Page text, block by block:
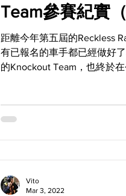
Team參賽紀實（
距離今年第五屆的Reckless
有已報名的車手都已經做好
的Knockout Team，也終於
Vito
Mar 3, 2022